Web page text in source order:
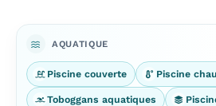
AQUATIQUE
Piscine couverte Piscine
Toboggans aquatiques